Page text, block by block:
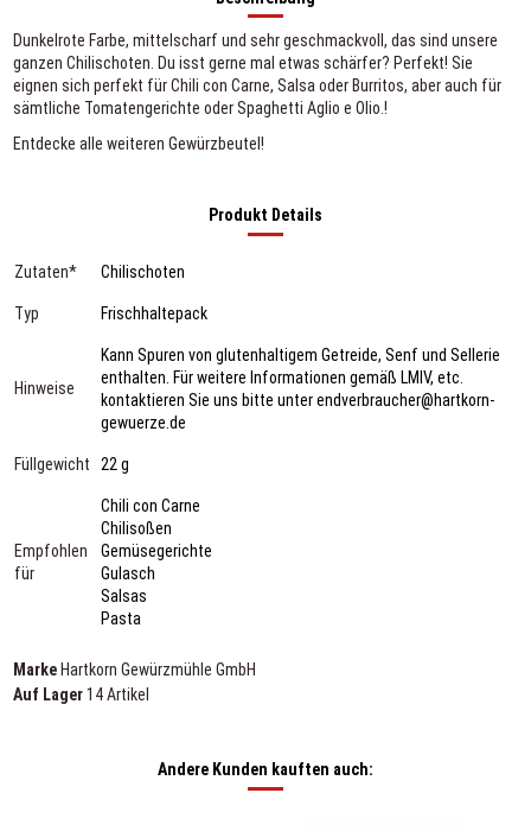
Dunkelrote Farbe, mittelscharf und sehr geschmackvoll, das sind unsere
ganzen Chilischoten. Du isst gerne mal etwas schärfer? Perfekt! Sie
eignen sich perfekt für Chili con Carne, Salsa oder Burritos, aber auch für
sämtliche Tomatengerichte oder Spaghetti Aglio e Olio.!
Entdecke alle weiteren Gewürzbeutel !
Produkt Details
Zutaten* Chilischoten
Typ Frischhaltepack
Hinweise
Kann Spuren von glutenhaltigem Getreide, Senf und Sellerie
enthalten. Für weitere Informationen gemäß LMIV, etc.
kontaktieren Sie uns bitte unter endverbraucher@hartkorn-
gewuerze.de
Füllgewicht 22 g
Empfohlen
für
Chili con Carne
Chilisoßen
Gemüsegerichte
Gulasch
Salsas
Pasta
Marke Hartkorn Gewürzmühle GmbH
Auf Lager 14 Artikel
Andere Kunden kauften auch: